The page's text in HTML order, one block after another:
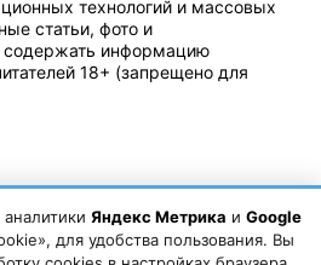
технологий и массовых
статьи, фото и
содержать информацию
18+ (запрещено для
Яндекс Метрика и Google
для удобства пользования. Вы